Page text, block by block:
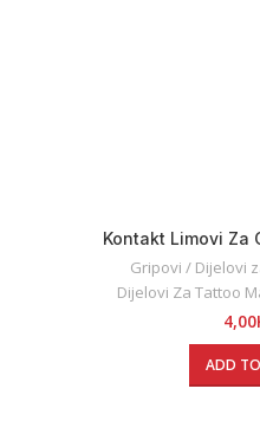
Kontakt Limovi Za
Gripovi / Dijelovi
Dijelovi Za Tattoo
4,00
ADD